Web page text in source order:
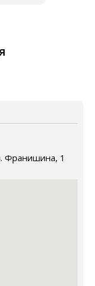
Франишина, 1